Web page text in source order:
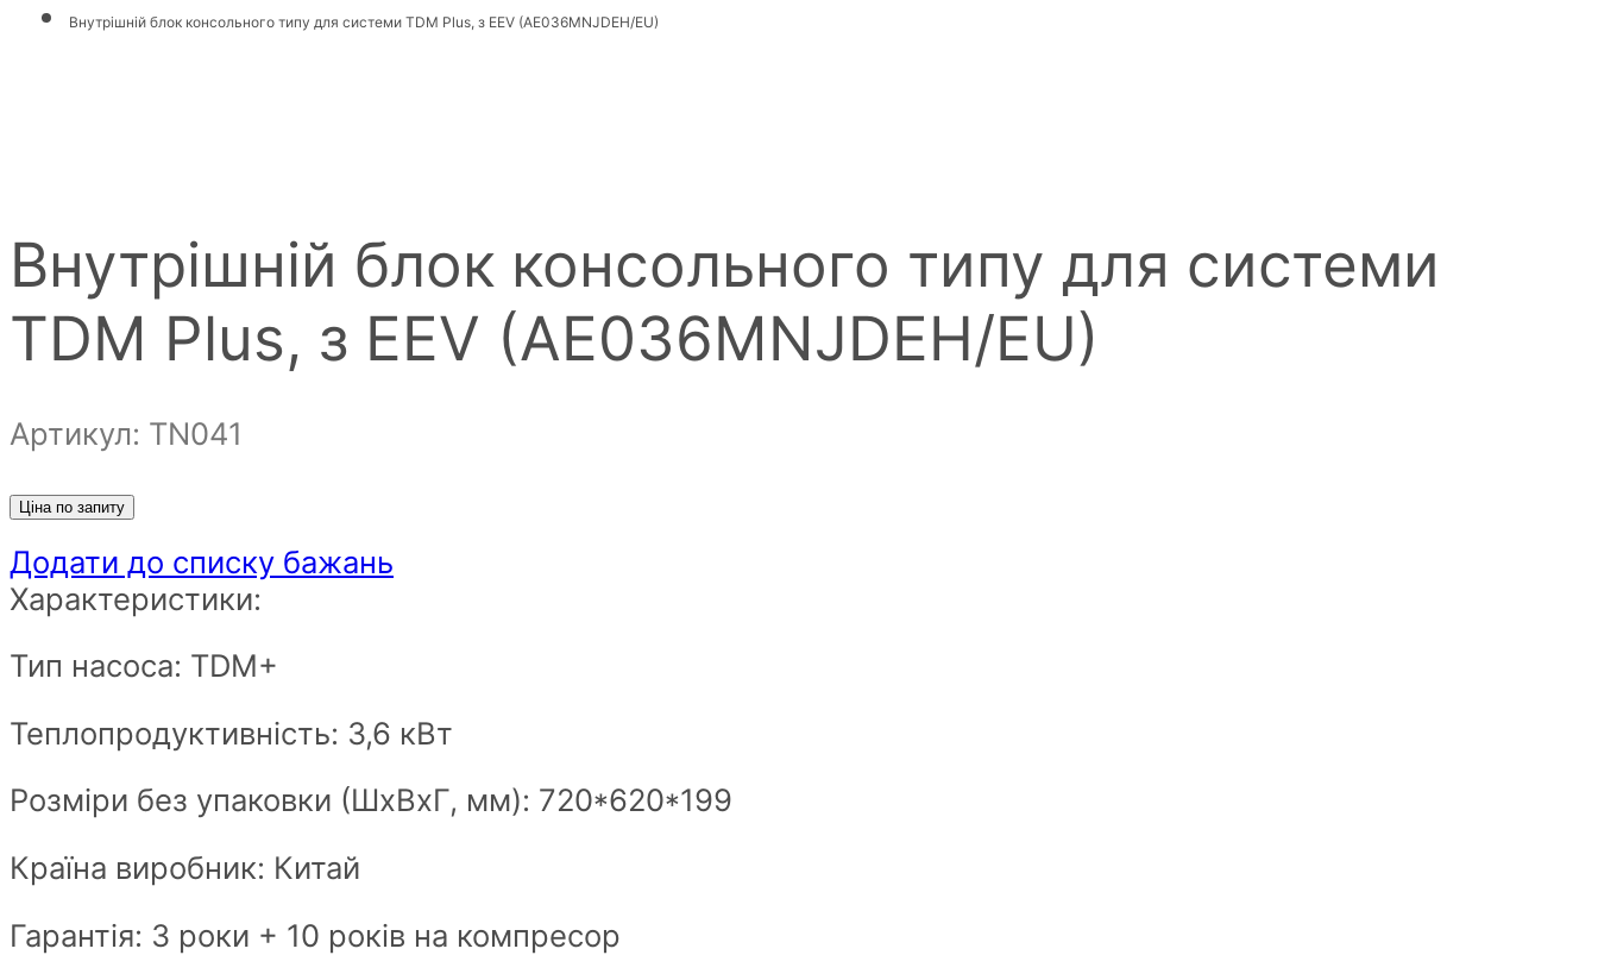
Внутрішній блок консольного типу для системи TDM Plus, з EEV (AE036MNJDEH/EU)
Внутрішній блок консольного типу для системи
TDM Plus, з EEV (AE036MNJDEH/EU)
Артикул: ТN041
Ціна по запиту
Додати до списку бажань
Характеристики:
Тип насоса: TDM+
Теплопродуктивність: 3,6 кВт
Розміри без упаковки (ШxВxГ, мм): 720*620*199
Країна виробник: Китай
Гарантія: 3 роки + 10 років на компресор